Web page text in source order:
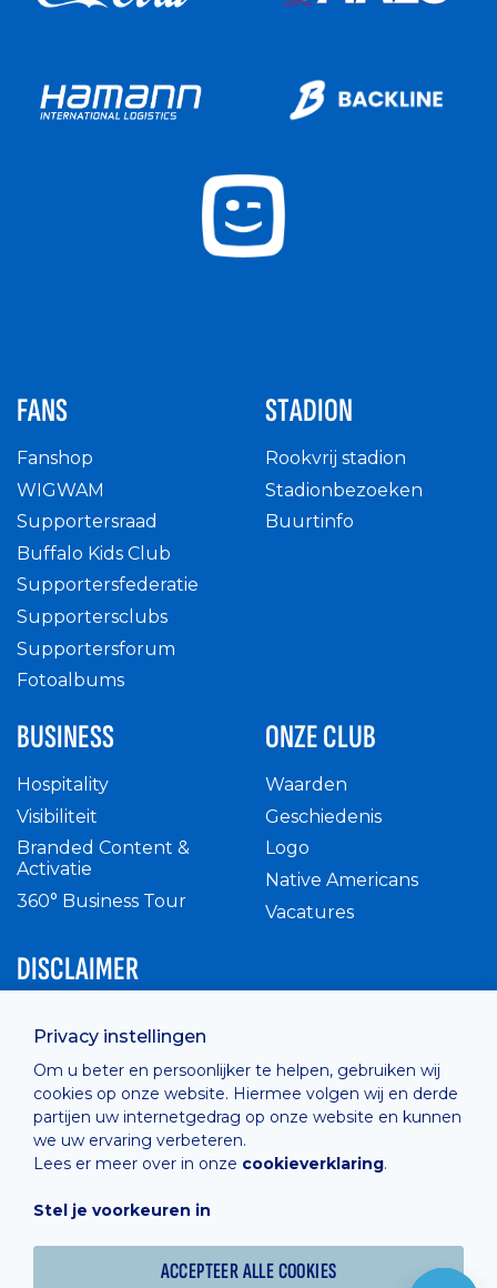
Privacy instellingen
Om u beter en persoonlijker te helpen, gebruiken wij
cookies op onze website. Hiermee volgen wij en derde
partijen uw internetgedrag op onze website en kunnen
we uw ervaring verbeteren.
Lees er meer over in onze cookieverklaring.
Stel je voorkeuren in
ACCEPTEER ALLE COOKIES
FANS
Fanshop
WIGWAM
Supportersraad
Buffalo Kids Club
Supportersfederatie
Supportersclubs
Supportersforum
Fotoalbums
STADION
Rookvrij stadion
Stadionbezoeken
Buurtinfo
BUSINESS
Hospitality
Visibiliteit
Branded Content &
Activatie
360° Business Tour
ONZE CLUB
Waarden
Geschiedenis
Logo
Native Americans
Vacatures
DISCLAIMER
Privacy Policy
Cashless
verkoopsvoorwaarden
Cookie Policy
Hosted by Combell